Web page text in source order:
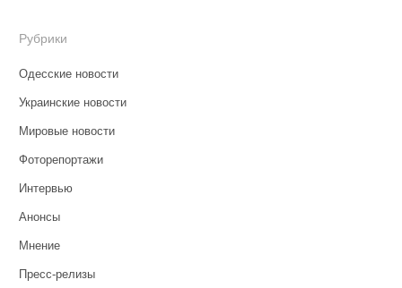
Рубрики
Одесские новости
Украинские новости
Мировые новости
Фоторепортажи
Интервью
Анонсы
Мнение
Пресс-релизы